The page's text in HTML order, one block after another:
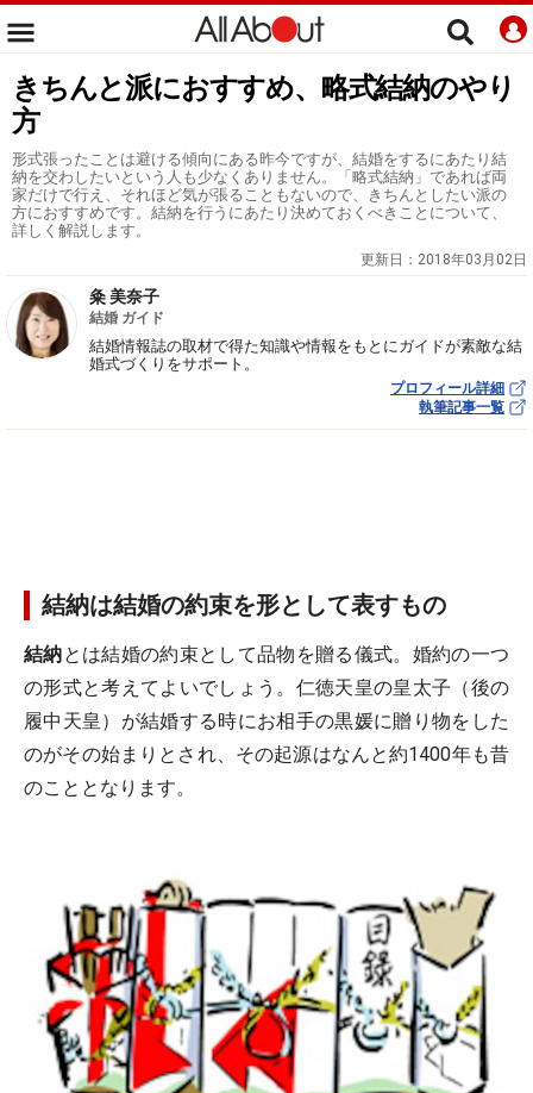
きちんと派におすすめ、略式結納のやり
方
形式張ったことは避ける傾向にある昨今ですが、結婚をするにあたり結
納を交わしたいという人も少なくありません。「略式結納」であれば両
家だけで行え、それほど気が張ることもないので、きちんとしたい派の
方におすすめです。結納を行うにあたり決めておくべきことについて、
詳しく解説します。
更新日： 2018年03月02日
粂 美奈子
結婚 ガイド
結婚情報誌の取材で得た知識や情報をもとにガイドが素敵な結
婚式づくりをサポート。
プロフィール詳細
執筆記事一覧
結納は結婚の約束を形として表すもの
結納とは結婚の約束として品物を贈る儀式。婚約の一つ
の形式と考えてよいでしょう。仁徳天皇の皇太子（後の
履中天皇）が結婚する時にお相手の黒媛に贈り物をした
のがその始まりとされ、その起源はなんと約1400年も昔
のこととなります。